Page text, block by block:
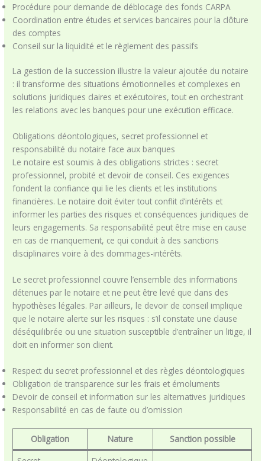
Procédure pour demande de déblocage des fonds CARPA
Coordination entre études et services bancaires pour la clôture
des comptes
Conseil sur la liquidité et le règlement des passifs
La gestion de la succession illustre la valeur ajoutée du notaire
: il transforme des situations émotionnelles et complexes en
solutions juridiques claires et exécutoires, tout en orchestrant
les relations avec les banques pour une exécution efficace.
Obligations déontologiques, secret professionnel et
responsabilité du notaire face aux banques
Le notaire est soumis à des obligations strictes : secret
professionnel, probité et devoir de conseil. Ces exigences
fondent la confiance qui lie les clients et les institutions
financières. Le notaire doit éviter tout conflit d’intérêts et
informer les parties des risques et conséquences juridiques de
leurs engagements. Sa responsabilité peut être mise en cause
en cas de manquement, ce qui conduit à des sanctions
disciplinaires voire à des dommages-intérêts.
Le secret professionnel couvre l’ensemble des informations
détenues par le notaire et ne peut être levé que dans des
hypothèses légales. Par ailleurs, le devoir de conseil implique
que le notaire alerte sur les risques : s’il constate une clause
déséquilibrée ou une situation susceptible d’entraîner un litige, il
doit en informer son client.
Respect du secret professionnel et des règles déontologiques
Obligation de transparence sur les frais et émoluments
Devoir de conseil et information sur les alternatives juridiques
Responsabilité en cas de faute ou d’omission
Obligation Nature
Sanction possible